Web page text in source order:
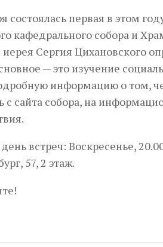
состоялась первая в этом
кафедрального собора и
иерея Сергия Цихановского
— это изучение
информацию о том,
с сайта собора, на
встреч: Воскресенье,
57, 2 этаж.